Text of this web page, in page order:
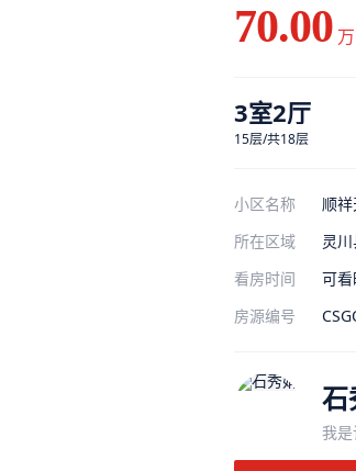
70.00 万
3室2厅
15层/共18层
小区名称
顺
所在区域
灵
看房时间
可
房源编号
石
我